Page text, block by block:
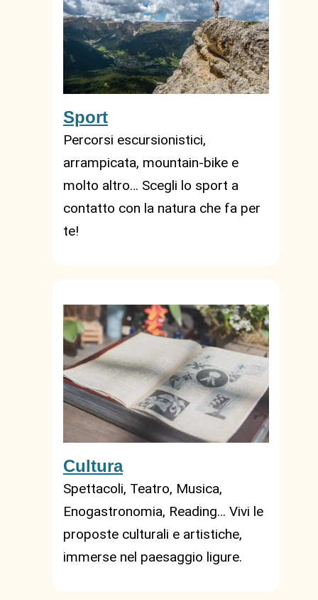
Sport
Percorsi escursionistici,
arrampicata, mountain-bike e
molto altro… Scegli lo sport a
contatto con la natura che fa per
te!
Cultura
Spettacoli, Teatro, Musica,
Enogastronomia, Reading… Vivi le
proposte culturali e artistiche,
immerse nel paesaggio ligure.